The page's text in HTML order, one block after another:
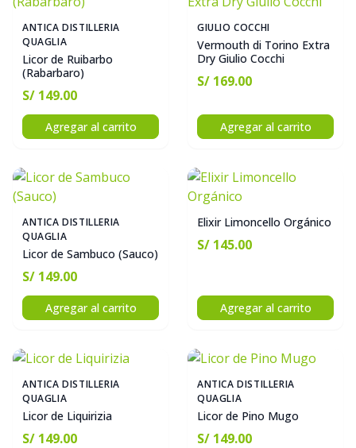
ANTICA DISTILLERIA
QUAGLIA
Licor de Ruibarbo
(Rabarbaro)
S/ 149.00
Agregar al carrito
GIULIO COCCHI
Vermouth di Torino Extra
Dry Giulio Cocchi
S/ 169.00
Agregar al carrito
ANTICA DISTILLERIA
QUAGLIA
Licor de Sambuco (Sauco)
S/ 149.00
Agregar al carrito
Elixir Limoncello Orgánico
S/ 145.00
Agregar al carrito
ANTICA DISTILLERIA
QUAGLIA
Licor de Liquirizia
S/ 149.00
ANTICA DISTILLERIA
QUAGLIA
Licor de Pino Mugo
S/ 149.00